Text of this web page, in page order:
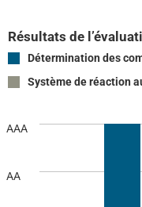
Résultats de
Détermination des
Système de réaction
AAA
AA